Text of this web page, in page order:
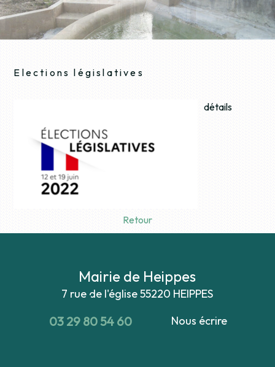
Elections législatives
détails
Retour
Mairie de Heippes
7 rue de l'église55220 HEIPPES
03 29 80 54 60 Nous écrire